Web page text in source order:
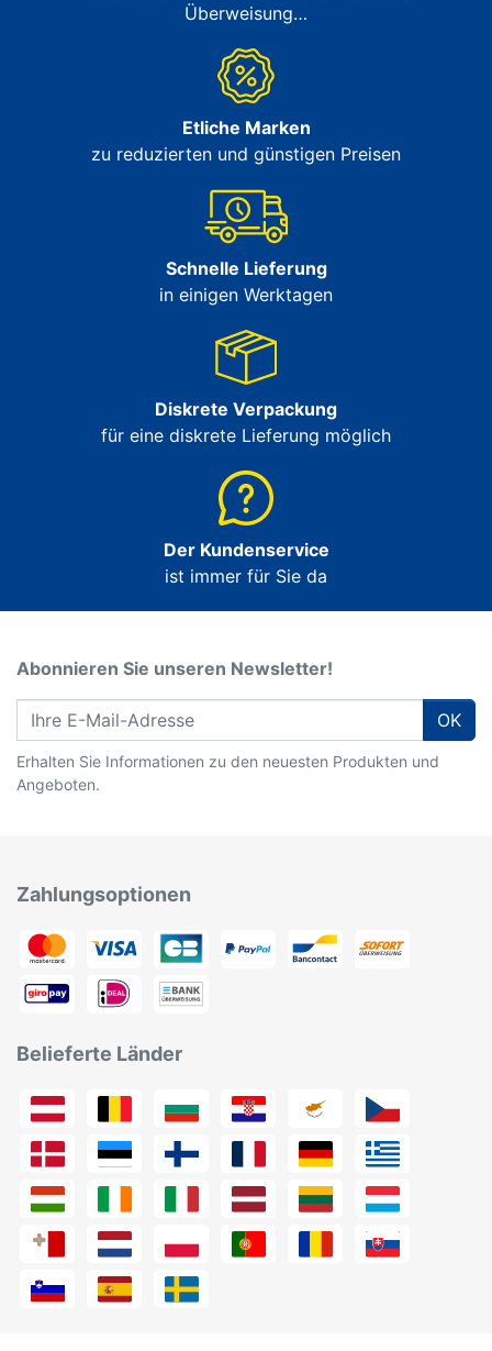
Überweisung…
Etliche Marken
zu reduzierten und günstigen Preisen
Schnelle Lieferung
in einigen Werktagen
Diskrete Verpackung
für eine diskrete Lieferung möglich
Der Kundenservice
ist immer für Sie da
Abonnieren Sie unseren Newsletter!
OK
Erhalten Sie Informationen zu den neuesten Produkten und
Angeboten.
Zahlungsoptionen
Belieferte Länder